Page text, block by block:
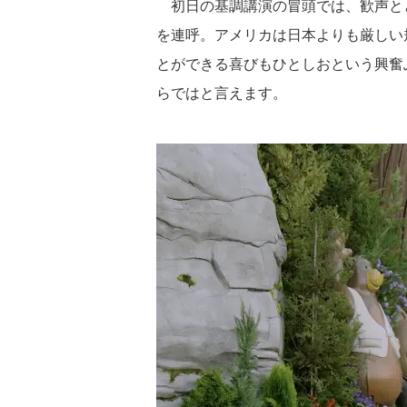
初日の基調講演の冒頭では、歓声
を連呼。アメリカは日本よりも厳し
とができる喜びもひとしおという興
らではと言えます。